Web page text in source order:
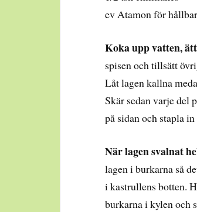
ev Atamon för
Koka upp vatten,
spisen och tillsätt
Låt lagen kallna
Skär sedan varje del
på sidan och stapla
När lagen svalnat
lagen i burkarna så
i kastrullens botten.
burkarna i kylen och